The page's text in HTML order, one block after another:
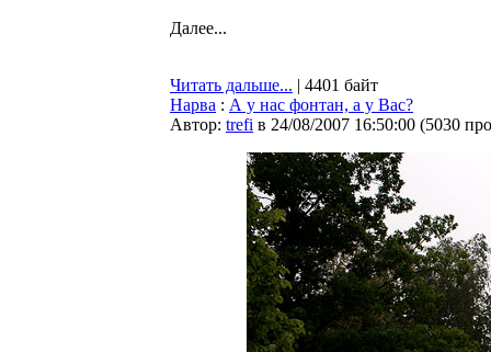
Далее...
Читать дальше... | 4401 байт
Нарва : А у нас фонтан, а у Вас?
Автор: trefi в 24/08/2007 16:50:00 (5030